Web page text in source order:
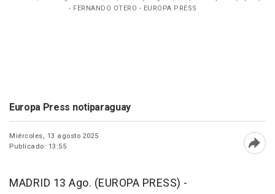
- FERNANDO OTERO - EUROPA PRESS
Europa Press notiparaguay
Miércoles, 13 agosto 2025
Publicado: 13:55
MADRID 13 Ago. (EUROPA PRESS) -